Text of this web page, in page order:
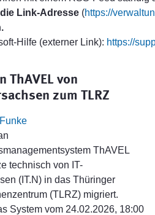
Link-Adresse (https://
Hilfe (externer Link): https://
ThAVEL von
zum TLRZ
ThAVEL
technisch von IT-
(IT.N) in das Thüringer
(TLRZ) migriert.
System vom 24.02.2026, 18:00